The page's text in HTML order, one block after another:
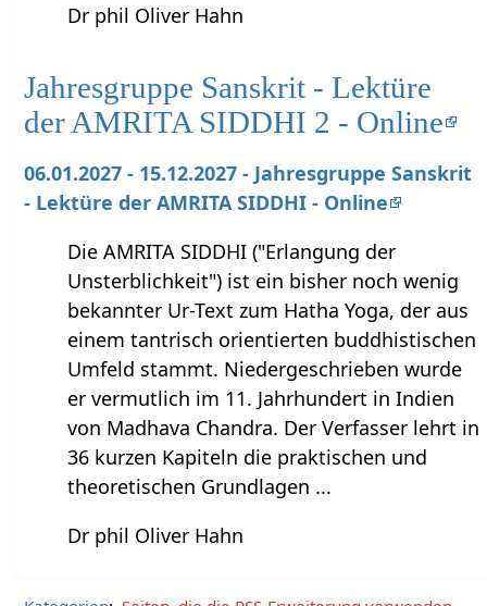
Dr phil Oliver Hahn
Jahresgruppe Sanskrit - Lektüre
der AMRITA SIDDHI 2 - Online
06.01.2027 - 15.12.2027 - Jahresgruppe Sanskrit
- Lektüre der AMRITA SIDDHI - Online
Die AMRITA SIDDHI ("Erlangung der
Unsterblichkeit") ist ein bisher noch wenig
bekannter Ur-Text zum Hatha Yoga, der aus
einem tantrisch orientierten buddhistischen
Umfeld stammt. Niedergeschrieben wurde
er vermutlich im 11. Jahrhundert in Indien
von Madhava Chandra. Der Verfasser lehrt in
36 kurzen Kapiteln die praktischen und
theoretischen Grundlagen ...
Dr phil Oliver Hahn